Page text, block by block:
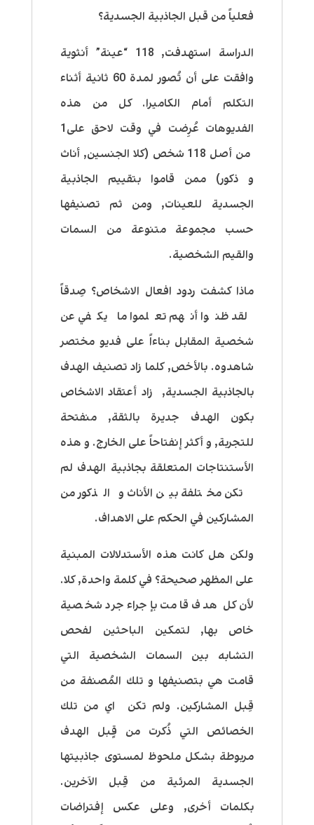
فعلياً من قبل الجاذبية الجسدية؟
الدراسة استهدفت, 118 “عينة” أنثوية
وافقت على أن تُصور لمدة 60 ثانية أثناء
التكلم أمام الكاميرا. كل من هذه
الفديوهات عُرِضت في وقت لاحق على1
من أصل 118 شخص (كلا الجنسين, أناث
و ذكور) ممن قاموا بتقييم الجاذبية
الجسدية للعينات, ومن ثم تصنيفها
حسب مجموعة متنوعة من السمات
والقيم الشخصية.
ماذا كشفت ردود افعال الاشخاص؟ صِدقاً
لقد ظنوا أنهم تعلموا ما يكفي عن
شخصية المقابل بناءاً على فديو مختصر
شاهدوه. بالأخص, كلما زاد تصنيف الهدف
بالجاذبية الجسدية, زاد أعتقاد الاشخاص
بكون الهدف جديرة بالثقة, منفتحة
للتجربة, و أكثر إنفتاحاً على الخارج. و هذه
الأستنتاجات المتعلقة بجاذبية الهدف لم
تكن مختلفة بين الأناث و الذكور من
المشاركين في الحكم على الاهداف.
ولكن هل كانت هذه الأستدلالات المبنية
على المظهر صحيحة؟ في كلمة واحدة, كلا.
لأن كل هدف قامت بإجراء جرد شخصية
خاص بها, لتمكين الباحثين لفحص
التشابه بين السمات الشخصية التي
قامت هي بتصنيفها و تلك المُصنفة من
قِبل المشاركين. ولم تكن اي من تلك
الخصائص التي ذُكرت من قٍبل الهدف
مربوطة بشكل ملحوظ لمستوى جاذبيتها
الجسدية المرئية من قِبل الاَخرين.
بكلمات أخرى, وعلى عكس إفتراضات